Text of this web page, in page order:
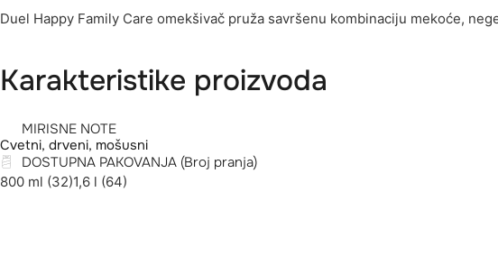
Duel Happy Family Care omekšivač pruža savršenu kombinaciju mekoće,
Karakteristike proizvoda
MIRISNE NOTE
Cvetni, drveni, mošusni
DOSTUPNA PAKOVANJA (Broj pranja)
800 ml (32)1,6 l (64)